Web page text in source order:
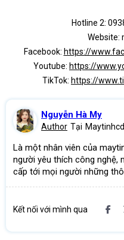
Hotline 2:
Website:
Facebook: https://
Youtube: https://
TikTok: https://
Nguyễn Hà My
Author Tại
Là một nhân viên của
người yêu thích công nghệ,
cấp tới mọi người những
Kết nối với mình qua